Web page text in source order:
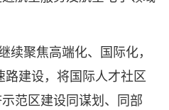
聚焦高端化、国际化，
建设，将国际人才社区
范区建设同谋划、同部